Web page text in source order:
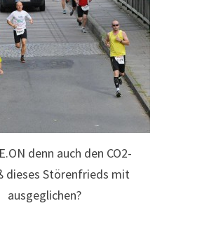
denn auch den CO2-
dieses Störenfrieds mit
ausgeglichen?